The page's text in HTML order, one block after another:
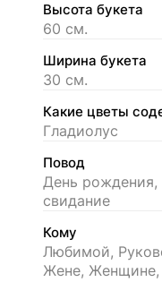
Высота букета
60 см.
Ширина букета
30 см.
Какие цветы
Гладиолус
Повод
День рождения,
свидание
Кому
Любимой,
Жене, Женщине,